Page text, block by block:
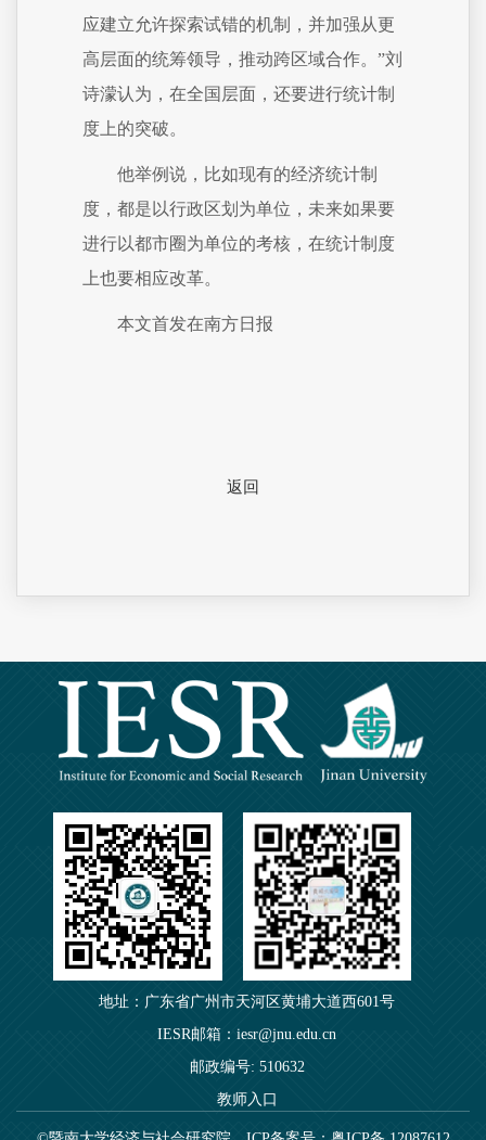
应建立允许探索试错的机制，并加强从更
高层面的统筹领导，推动跨区域合作。”刘
诗濛认为，在全国层面，还要进行统计制
度上的突破。
他举例说，比如现有的经济统计制
度，都是以行政区划为单位，未来如果要
进行以都市圈为单位的考核，在统计制度
上也要相应改革。
本文首发在南方日报
返回
地址：广东省广州市天河区黄埔大道西601号
IESR邮箱：iesr@jnu.edu.cn
邮政编号: 510632
教师入口